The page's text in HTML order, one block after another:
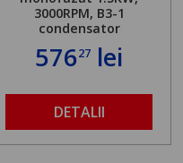
3000RPM, B3-1
condensator
57627 lei
DETALII